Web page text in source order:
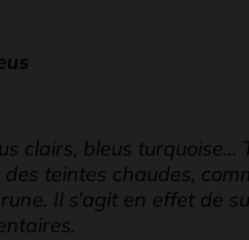
clairs, bleus turquoise…
des teintes chaudes,
Il s’agit en effet de